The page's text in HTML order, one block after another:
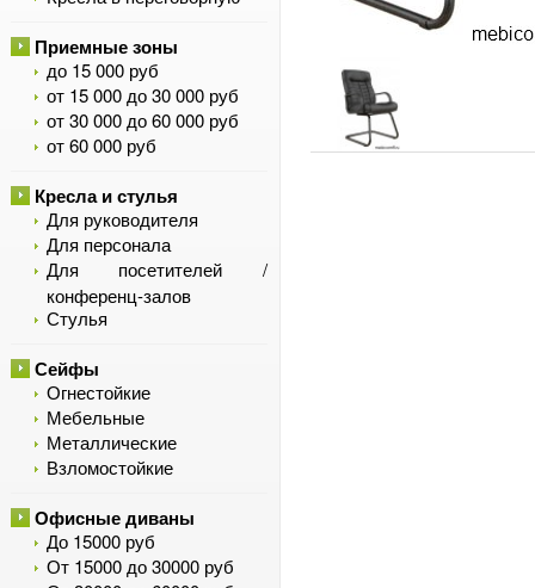
Приемные зоны
до 15 000 руб
от 15 000 до 30 000 руб
от 30 000 до 60 000 руб
от 60 000 руб
Кресла и стулья
Для руководителя
Для персонала
Для посетителей /
конференц-залов
Стулья
Сейфы
Огнестойкие
Мебельные
Металлические
Взломостойкие
Офисные диваны
До 15000 руб
От 15000 до 30000 руб